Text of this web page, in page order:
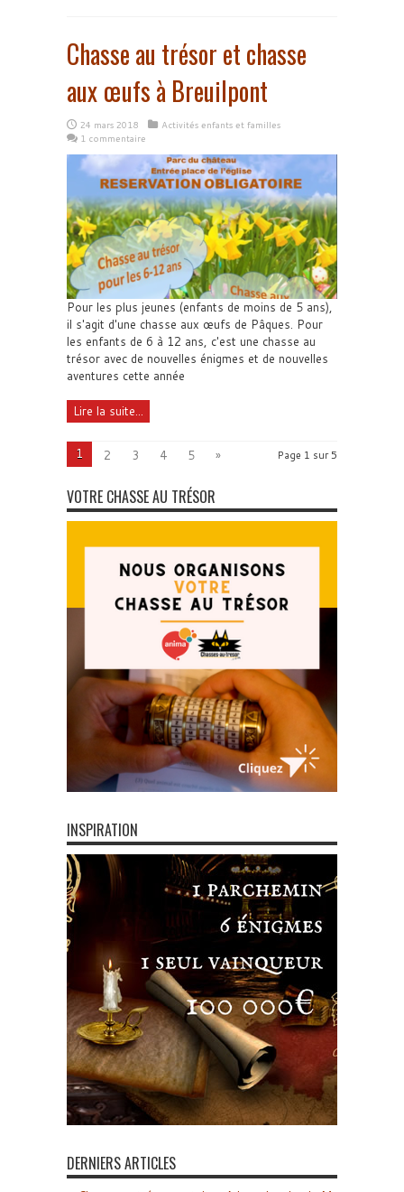
Chasse au trésor et chasse
aux œufs à Breuilpont
24 mars 2018
Activités enfants et familles
1 commentaire
Pour les plus jeunes (enfants de moins de 5 ans),
il s'agit d'une chasse aux œufs de Pâques. Pour
les enfants de 6 à 12 ans, c'est une chasse au
trésor avec de nouvelles énigmes et de nouvelles
aventures cette année
Lire la suite...
Page 1 sur 5
1 2 3 4 5 »
VOTRE CHASSE AU TRÉSOR
INSPIRATION
DERNIERS ARTICLES